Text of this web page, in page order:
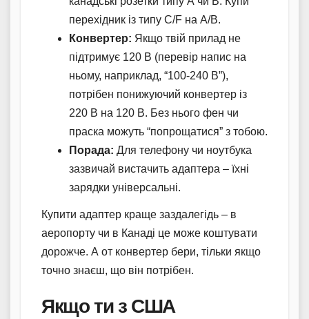
перехідник із типу С/F на А/В.
Конвертер: Якщо твій прилад не
підтримує 120 В (перевір напис на
ньому, наприклад, “100-240 В”),
потрібен понижуючий конвертер із
220 В на 120 В. Без нього фен чи
праска можуть “попрощатися” з тобою.
Порада: Для телефону чи ноутбука
зазвичай вистачить адаптера – їхні
зарядки універсальні.
Купити адаптер краще заздалегідь – в
аеропорту чи в Канаді це може коштувати
дорожче. А от конвертер бери, тільки якщо
точно знаєш, що він потрібен.
Якщо ти з США